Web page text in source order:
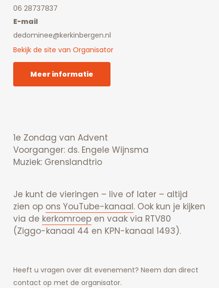
06 28737837
E-mail
dedominee@kerkinbergen.nl
Bekijk de site van Organisator
Meer informatie
1e Zondag van Advent
Voorganger: ds. Engele Wijnsma
Muziek: Grenslandtrio
Je kunt de vieringen – live of later – altijd
zien op ons YouTube-kanaal. Ook kun je kijken
via de kerkomroepen vaak via RTV80
(Ziggo-kanaal 44 en KPN-kanaal 1493).
Heeft u vragen over dit evenement? Neem dan direct
contact op met de organisator.